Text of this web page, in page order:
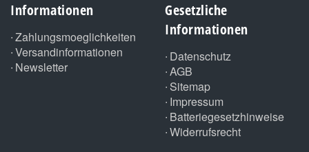
Informationen
Zahlungsmoeglichkeiten
Versandinformationen
Newsletter
Gesetzliche
Informationen
Datenschutz
AGB
Sitemap
Impressum
Batteriegesetzhinweise
Widerrufsrecht